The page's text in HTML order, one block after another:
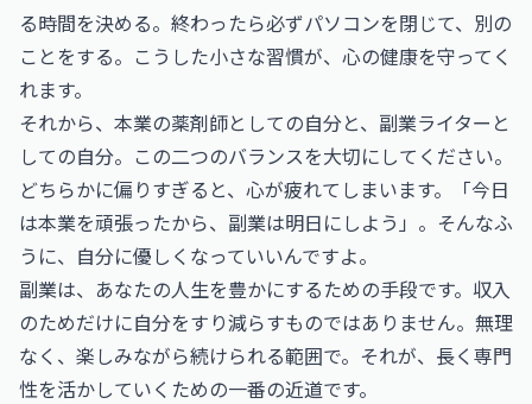
る時間を決める。終わったら必ずパソコンを閉じて、別の
ことをする。こうした小さな習慣が、心の健康を守ってく
れます。
それから、本業の薬剤師としての自分と、副業ライターと
しての自分。この二つのバランスを大切にしてください。
どちらかに偏りすぎると、心が疲れてしまいます。「今日
は本業を頑張ったから、副業は明日にしよう」。そんなふ
うに、自分に優しくなっていいんですよ。
副業は、あなたの人生を豊かにするための手段です。収入
のためだけに自分をすり減らすものではありません。無理
なく、楽しみながら続けられる範囲で。それが、長く専門
性を活かしていくための一番の近道です。